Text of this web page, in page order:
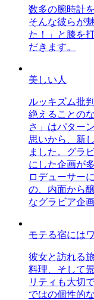
数多の腕時計
そんな彼らが
た！」と膝を
だきます。
美しい人
ルッキズム批
絶えることの
さ」はパター
思いから、新
ました。グラ
にした企画が
ロデューサー
の、内面から
なグラビア企
モテる宿には
彼女と訪れる
料理、そして
リティも大切
ではの個性的